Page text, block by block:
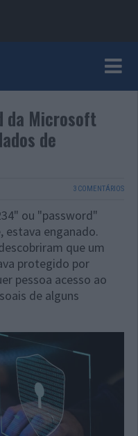
da Microsoft
de
3 COMENTÁRIOS
ou "password"
estava enganado.
que um
protegido por
pessoa acesso ao
de alguns